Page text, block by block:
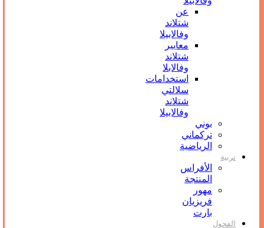
عن
شتلاند
وفالابيلا
معايير
شتلاند
وفالابلا
استخدامات
سلالتي
شتلاند
وفالابيلا
بوني
تركماني
الرياضية
تربیة
الأفراس
المنتجة
مهور
فريزيان
بارت
الفحول